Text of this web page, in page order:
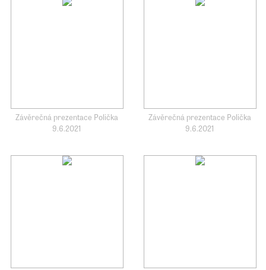
Závěrečná prezentace Polička
9.6.2021
Závěrečná prezentace Polička
9.6.2021